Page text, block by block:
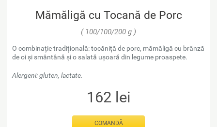
Mămăligă cu Tocană de Porc
( 100/100/200 g )
O combinație tradițională: tocăniță de porc, mămăligă cu brânză
de oi și smântână și o salată ușoară din legume proaspete.
Alergeni: gluten, lactate.
162 lei
COMANDĂ